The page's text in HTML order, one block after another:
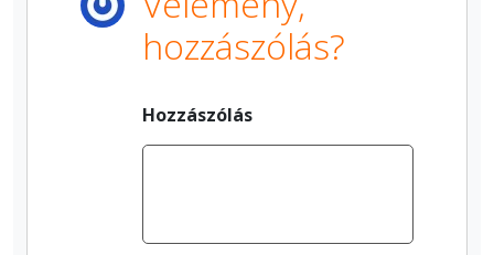
hozzászólás?
Hozzászólás